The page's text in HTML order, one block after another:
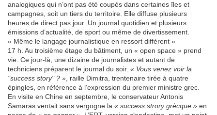
analogiques qui n’ont pas été coupés dans certaines îles et
campagnes, soit un tiers du territoire. Elle diffuse plusieurs
heures de direct pas jour. Un journal quotidien et plusieurs
émissions d’actualité, de sport ou même de divertissement.
« Même le langage journalistique en ressort différent »
17 h. Au troisième étage du bâtiment, un « open space » prend
vie. Ce jour-là, une dizaine de journalistes et autant de
techniciens préparent le journal du soir. « Vous venez voir la
"success story" ? » , raille Dimitra, trentenaire tirée à quatre
épingles, en référence à l’expression du premier ministre grec.
En visite en Chine en septembre, le conservateur Antonis
Samaras ventait sans vergogne la « success strory grècque » en